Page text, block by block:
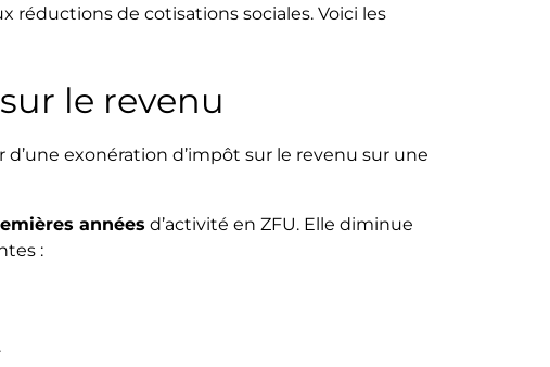
réductions de cotisations sociales. Voici les
le revenu
exonération d’impôt sur le revenu sur une
années d’activité en ZFU. Elle diminue
: